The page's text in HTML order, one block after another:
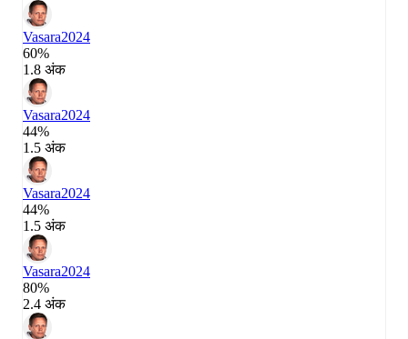
Vasara2024
60%
1.8 अंक
Vasara2024
44%
1.5 अंक
Vasara2024
44%
1.5 अंक
Vasara2024
80%
2.4 अंक